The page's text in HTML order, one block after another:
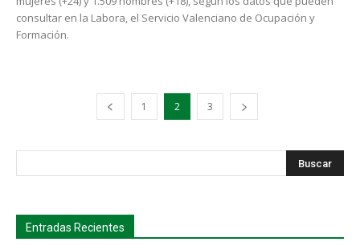
consultar en la Labora, el Servicio Valenciano de Ocupación y
Formación.
1 2 3
Entradas Recientes